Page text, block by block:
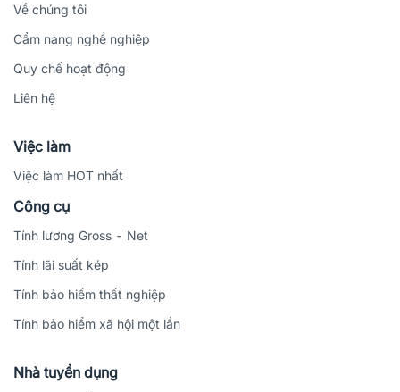
Về chúng tôi
Cẩm nang nghề nghiệp
Quy chế hoạt động
Liên hệ
Việc làm
Việc làm HOT nhất
Công cụ
Tính lương Gross - Net
Tính lãi suất kép
Tính bảo hiểm thất nghiệp
Tính bảo hiểm xã hội một lần
Nhà tuyển dụng